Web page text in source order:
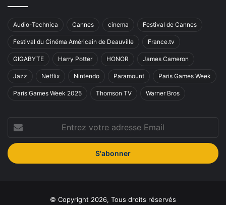
Audio-Technica Cannes cinema Festival de Cannes
Festival du Cinéma Américain de Deauville France.tv
GIGABYTE Harry Potter HONOR James Cameron
Jazz Netflix Nintendo Paramount Paris Games Week
Paris Games Week 2025 Thomson TV Warner Bros
votre
adresse
Email
© Copyright 2026, Tous droits réservés